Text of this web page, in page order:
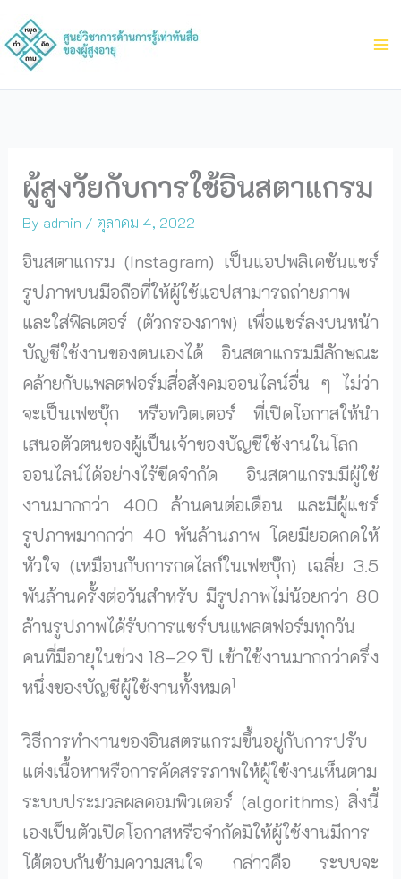
to
content
ผู้สูงวัยกับการใช้อินสตาแกรม
By admin / ตุลาคม 4, 2022
อินสตาแกรม (Instagram) เป็นแอปพลิเคชันแชร์
รูปภาพบนมือถือที่ให้ผู้ใช้แอปสามารถถ่ายภาพ
และใส่ฟิลเตอร์ (ตัวกรองภาพ) เพื่อแชร์ลงบนหน้า
บัญชีใช้งานของตนเองได้ อินสตาแกรมมีลักษณะ
คล้ายกับแพลตฟอร์มสื่อสังคมออนไลน์อื่น ๆ ไม่ว่า
จะเป็นเฟซบุ๊ก หรือทวิตเตอร์ ที่เปิดโอกาสให้นำ
เสนอตัวตนของผู้เป็นเจ้าของบัญชีใช้งานในโลก
ออนไลน์ได้อย่างไร้ขีดจำกัด อินสตาแกรมมีผู้ใช้
งานมากกว่า 400 ล้านคนต่อเดือน และมีผู้แชร์
รูปภาพมากกว่า 40 พันล้านภาพ โดยมียอดกดให้
หัวใจ (เหมือนกับการกดไลก์ในเฟซบุ๊ก) เฉลี่ย 3.5
พันล้านครั้งต่อวันสำหรับ มีรูปภาพไม่น้อยกว่า 80
ล้านรูปภาพได้รับการแชร์บนแพลตฟอร์มทุกวัน
คนที่มีอายุในช่วง 18–29 ปี เข้าใช้งานมากกว่าครึ่ง
หนึ่งของบัญชีผู้ใช้งานทั้งหมด1
วิธีการทำงานของอินสตรแกรมขึ้นอยู่กับการปรับ
แต่งเนื้อหาหรือการคัดสรรภาพให้ผู้ใช้งานเห็นตาม
ระบบประมวลผลคอมพิวเตอร์ (algorithms) สิ่งนี้
เองเป็นตัวเปิดโอกาสหรือจำกัดมิให้ผู้ใช้งานมีการ
โต้ตอบกันข้ามความสนใจ กล่าวคือ ระบบจะ